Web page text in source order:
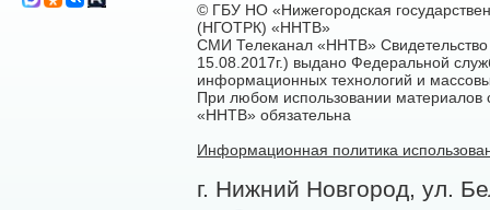
© ГБУ НО «Нижегородская
(НГОТРК) «ННТВ»
СМИ Телеканал «ННТВ»
15.08.2017г.) выдано Федеральной
информационных технологий и
При любом использовании материалов
«ННТВ» обязательна
Информационная политика
г. Нижний Новгород, ул.